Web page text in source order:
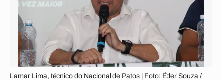
Lamar Lima, técnico do Nacional de Patos | Foto: Éder Souza /